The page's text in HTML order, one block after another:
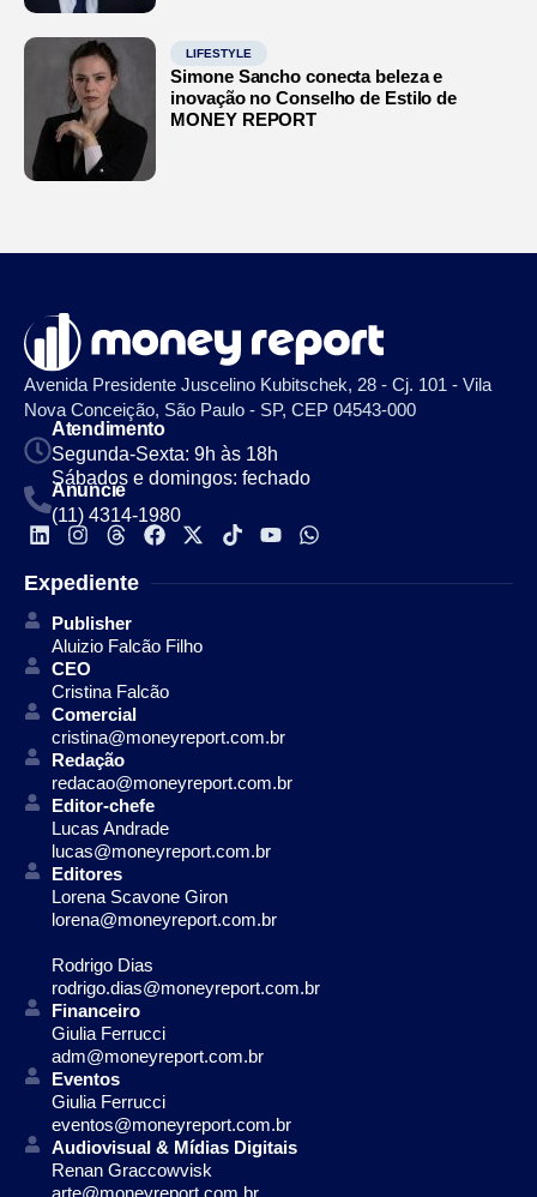
LIFESTYLE
Simone Sancho conecta beleza e
inovação no Conselho de Estilo de
MONEY REPORT
Avenida Presidente Juscelino Kubitschek, 28 - Cj. 101 - Vila
Nova Conceição, São Paulo - SP, CEP 04543-000
Atendimento
Segunda-Sexta: 9h às 18h
Sábados e domingos: fechado
Anuncie
(11) 4314-1980
Expediente
Publisher
Aluizio Falcão Filho
CEO
Cristina Falcão
Comercial
cristina@moneyreport.com.br
Redação
redacao@moneyreport.com.br
Editor-chefe
Lucas Andrade
lucas@moneyreport.com.br
Editores
Lorena Scavone Giron
lorena@moneyreport.com.br
Rodrigo Dias
rodrigo.dias@moneyreport.com.br
Financeiro
Giulia Ferrucci
adm@moneyreport.com.br
Eventos
Giulia Ferrucci
eventos@moneyreport.com.br
Audiovisual & Mídias Digitais
Renan Graccowvisk
arte@moneyreport.com.br